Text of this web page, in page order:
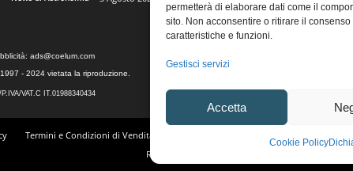
permetterà di elaborare dati come il
sito. Non acconsentire o ritirare il
caratteristiche e funzioni.
Gestisci servizi
Accetta
Cookie Policy
ads@coelum.com
- 2024 vietata la riproduzione.
VAT.C IT.01988340434
Termini e Condizioni di Vendita
Regolamento Community e Aree di Discussione